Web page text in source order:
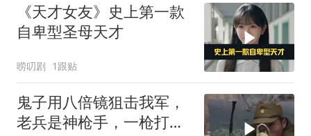
《天才女友》史上第一款
自卑型圣母天才
唠叨剧 1跟贴
鬼子用八倍镜狙击我军，
老兵是神枪手，一枪打爆